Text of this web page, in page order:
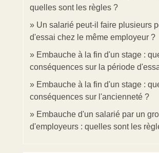
quelles sont les règles ?
Un salarié peut-il faire plusieurs
d'essai chez le même employeur ?
Embauche à la fin d'un stage :
conséquences sur la période
Embauche à la fin d'un stage :
conséquences sur l'ancienneté ?
Embauche d'un salarié par un
d'employeurs : quelles sont les